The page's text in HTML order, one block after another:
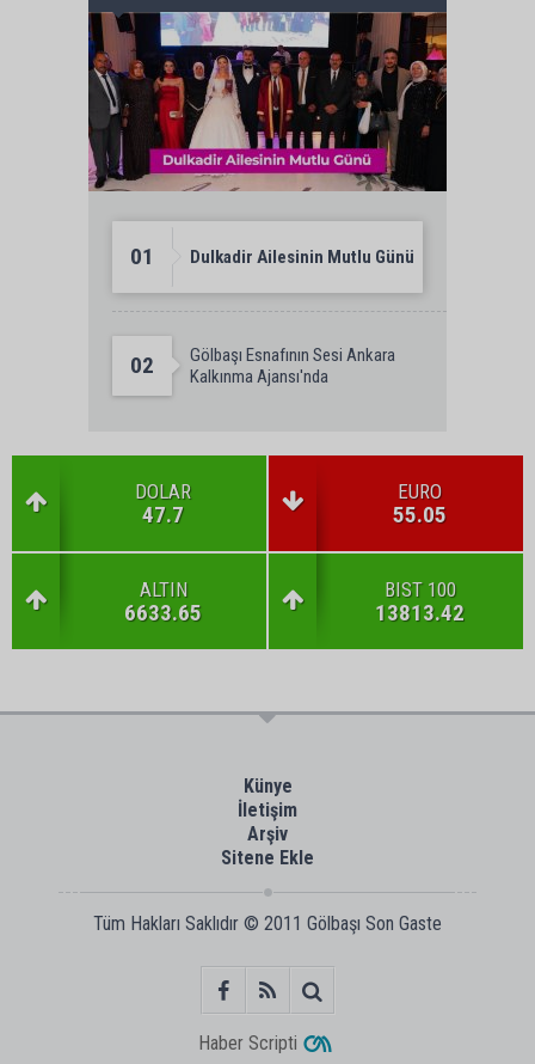
01 Dulkadir Ailesinin Mutlu Günü
02
Gölbaşı Esnafının Sesi Ankara
Kalkınma Ajansı'nda
DOLAR
47.7
EURO
55.05
ALTIN
6633.65
BIST 100
13813.42
Künye
İletişim
Arşiv
Sitene Ekle
Tüm Hakları Saklıdır © 2011 Gölbaşı Son Gaste
Haber Scripti